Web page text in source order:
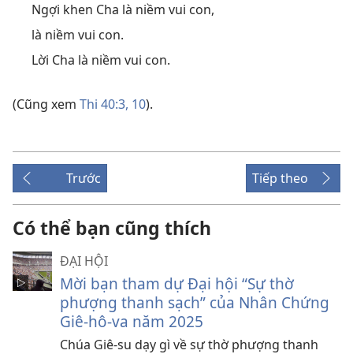
Ngợi khen Cha là niềm vui con,
là niềm vui con.
Lời Cha là niềm vui con.
(Cũng xem Thi 40:3, 10).
Trước Tiếp theo
Có thể bạn cũng thích
ĐẠI HỘI
Mời bạn tham dự Đại hội “Sự thờ
phượng thanh sạch” của Nhân Chứng
Giê-hô-va năm 2025
Chúa Giê-su dạy gì về sự thờ phượng thanh